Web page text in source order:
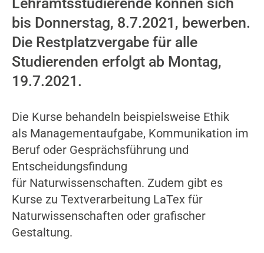
bis Donnerstag, 8.7.2021, bewerben.
Die Restplatzvergabe für alle
Studierenden erfolgt ab Montag,
19.7.2021.
Die Kurse behandeln beispielsweise Ethik
als Managementaufgabe, Kommunikation im
Beruf oder Gesprächsführung und
Entscheidungsfindung
für Naturwissenschaften. Zudem gibt es
Kurse zu Textverarbeitung LaTex für
Naturwissenschaften oder grafischer
Gestaltung.